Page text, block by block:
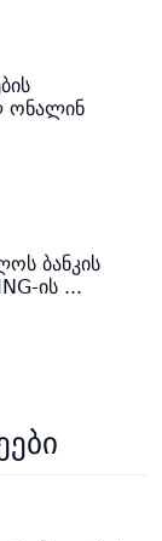
ონალინ
ბანკის
ის ...